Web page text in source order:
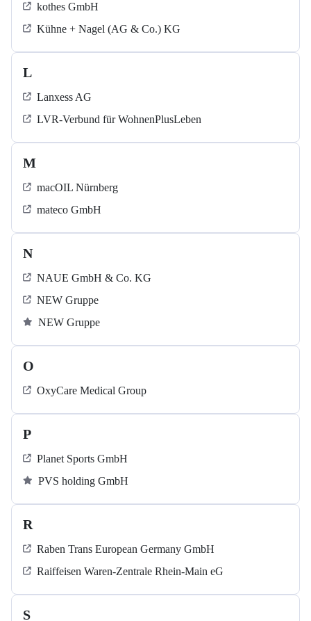
kothes GmbH
Kühne + Nagel (AG & Co.) KG
L
Lanxess AG
LVR-Verbund für WohnenPlusLeben
M
macOIL Nürnberg
mateco GmbH
N
NAUE GmbH & Co. KG
NEW Gruppe
NEW Gruppe
O
OxyCare Medical Group
P
Planet Sports GmbH
PVS holding GmbH
R
Raben Trans European Germany GmbH
Raiffeisen Waren-Zentrale Rhein-Main eG
S